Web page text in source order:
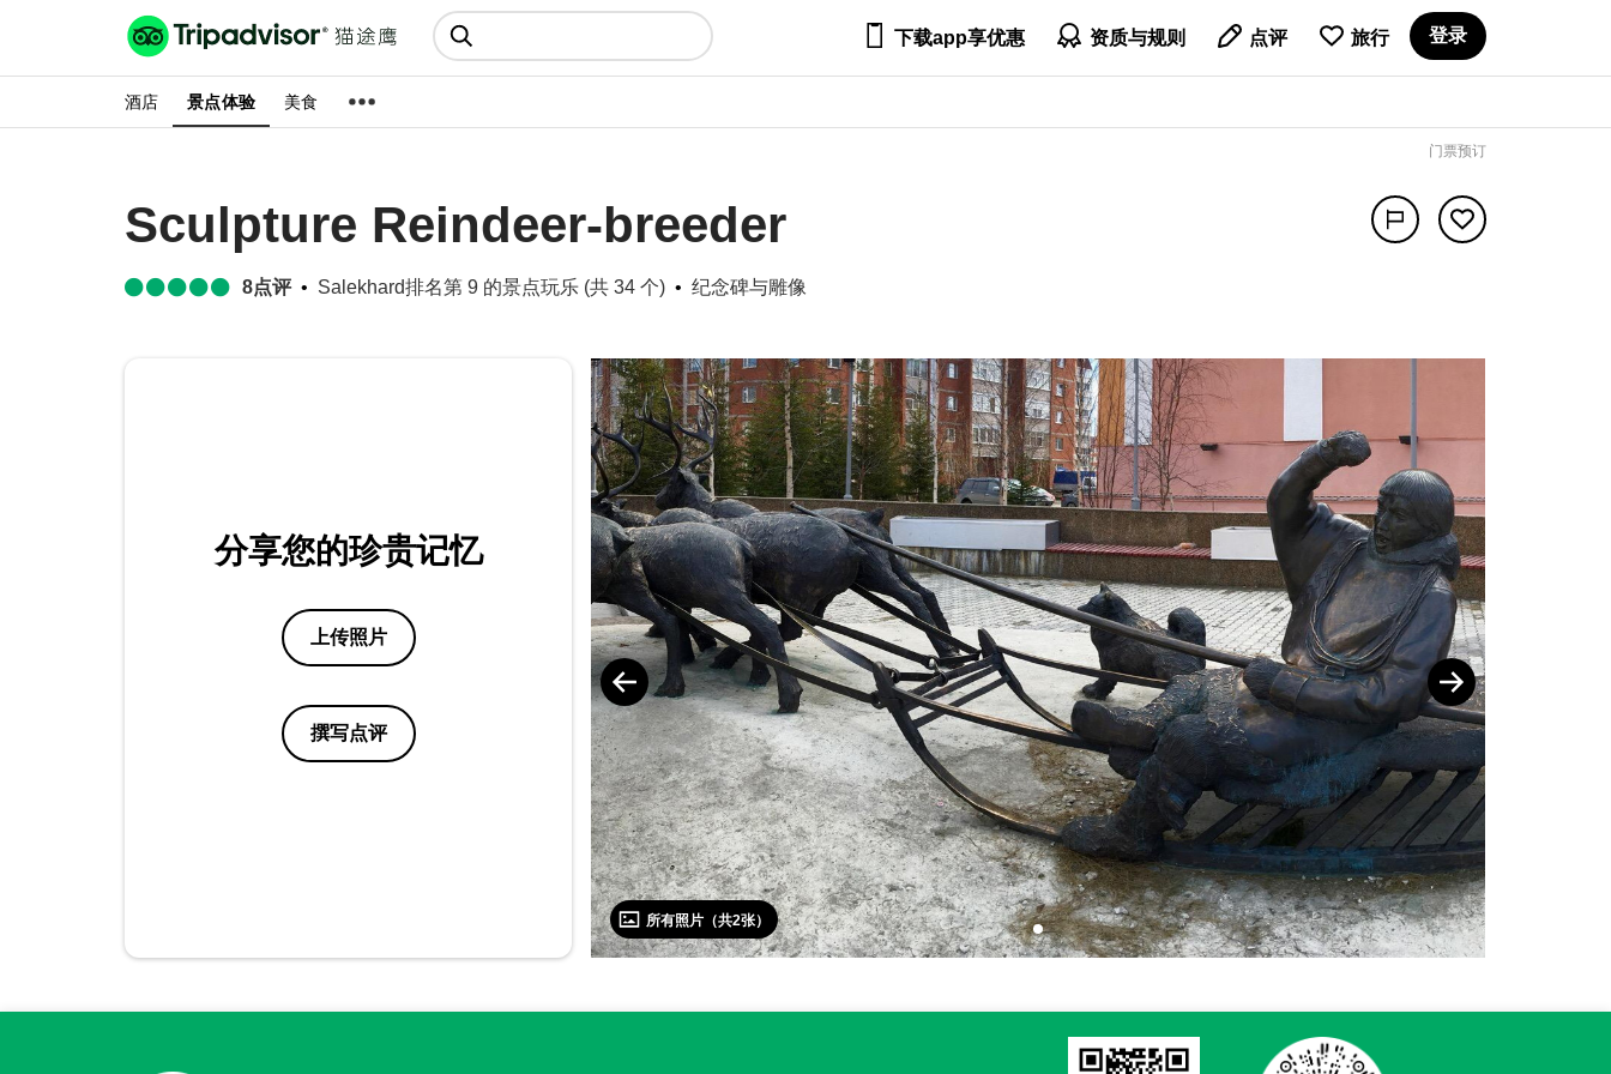
猫途鹰:景点、酒店、美食十亿条
点评
 下载app享优惠  资质与规则 点评 旅行 登录
酒店 景点体验 美食
门票预订
Sculpture Reindeer-breeder
8点评 Salekhard排名第 9 的景点玩乐 (共 34 个) 纪念碑与雕像
分享您的珍贵记忆
上传照片
撰写点评
所有照片（共2张）